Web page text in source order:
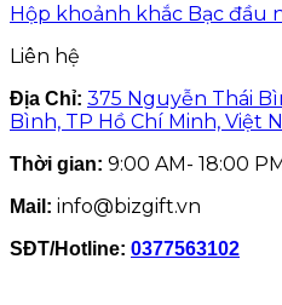
Hộp khoảnh khắc Bạc đầu
Liên hệ
Địa Chỉ: 375 Nguyễn Thái
Bình, TP Hồ Chí Minh, Việt
Thời gian: 9:00 AM- 18:00
Mail: info@bizgift.vn
SĐT/Hotline: 0377563102